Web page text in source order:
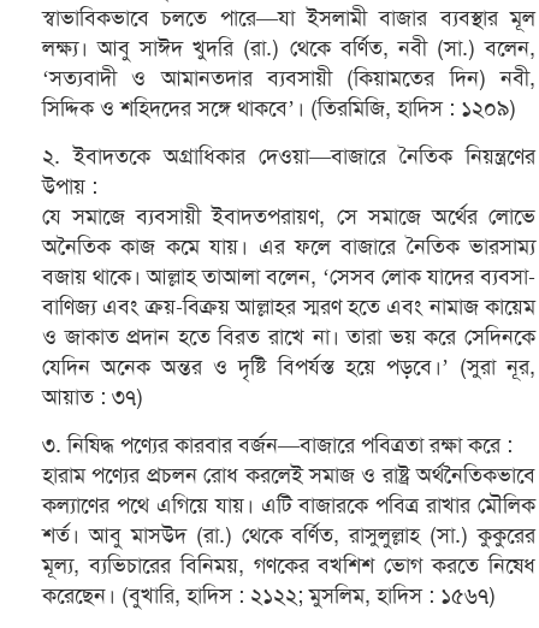
স্বাভাবিকভাবে চলতে পারে—যা ইসলামী বাজার ব্যবস্থার মূল
লক্ষ্য। আবু সাঈদ খুদরি (রা.) থেকে বর্ণিত, নবী (সা.) বলেন,
‘সত্যবাদী ও আমানতদার ব্যবসায়ী (কিয়ামতের দিন) নবী,
সিদ্দিক ও শহিদদের সঙ্গে থাকবে’। (তিরমিজি, হাদিস : ১২০৯)
২. ইবাদতকে অগ্রাধিকার দেওয়া—বাজারে নৈতিক নিয়ন্ত্রণের
উপায় :
যে সমাজে ব্যবসায়ী ইবাদতপরায়ণ, সে সমাজে অর্থের লোভে
অনৈতিক কাজ কমে যায়। এর ফলে বাজারে নৈতিক ভারসাম্য
বজায় থাকে। আল্লাহ তাআলা বলেন, ‘সেসব লোক যাদের ব্যবসা-
বাণিজ্য এবং ক্রয়-বিক্রয় আল্লাহর স্মরণ হতে এবং নামাজ কায়েম
ও জাকাত প্রদান হতে বিরত রাখে না। তারা ভয় করে সেদিনকে
যেদিন অনেক অন্তর ও দৃষ্টি বিপর্যস্ত হয়ে পড়বে।’ (সুরা নূর,
আয়াত : ৩৭)
৩. নিষিদ্ধ পণ্যের কারবার বর্জন—বাজারে পবিত্রতা রক্ষা করে :
হারাম পণ্যের প্রচলন রোধ করলেই সমাজ ও রাষ্ট্র অর্থনৈতিকভাবে
কল্যাণের পথে এগিয়ে যায়। এটি বাজারকে পবিত্র রাখার মৌলিক
শর্ত। আবু মাসউদ (রা.) থেকে বর্ণিত, রাসুলুল্লাহ (সা.) কুকুরের
মূল্য, ব্যভিচারের বিনিময়, গণকের বখশিশ ভোগ করতে নিষেধ
করেছেন। (বুখারি, হাদিস : ২১২২; মুসলিম, হাদিস : ১৫৬৭)